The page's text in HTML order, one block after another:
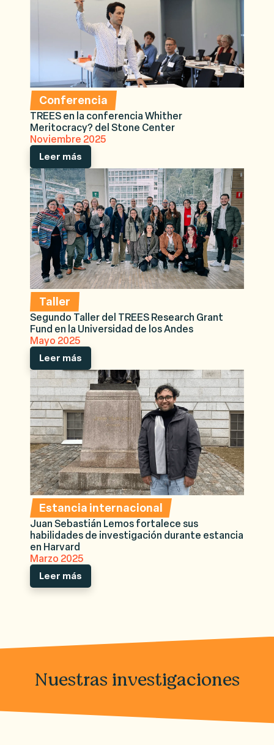
Conferencia
TREES en la conferencia Whither
Meritocracy? del Stone Center
Noviembre 2025
Leer más
Taller
Segundo Taller del TREES Research Grant
Fund en la Universidad de los Andes
Mayo 2025
Leer más
Estancia internacional
Juan Sebastián Lemos fortalece sus
habilidades de investigación durante estancia
en Harvard
Marzo 2025
Leer más
Nuestras investigaciones